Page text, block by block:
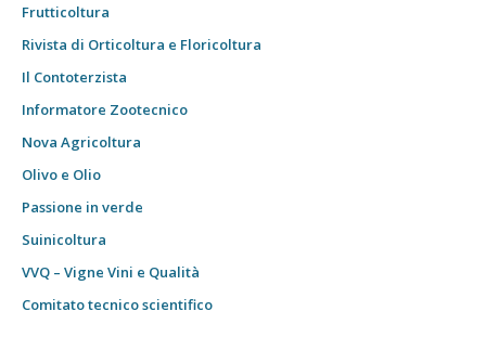
Frutticoltura
Rivista di Orticoltura e Floricoltura
Il Contoterzista
Informatore Zootecnico
Nova Agricoltura
Olivo e Olio
Passione in verde
Suinicoltura
VVQ – Vigne Vini e Qualità
Comitato tecnico scientifico